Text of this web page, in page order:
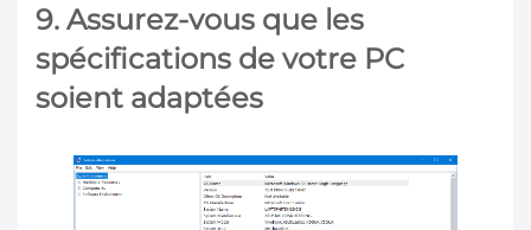
9. Assurez-vous que les
spécifications de votre PC
soient adaptées